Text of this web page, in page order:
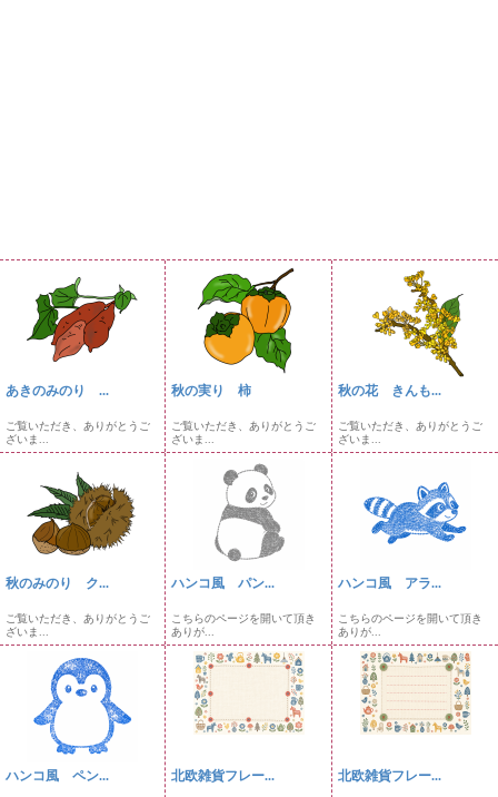
あきのみのり ...
ご覧いただき、ありがとうご
ざいま...
秋の実り 柿
ご覧いただき、ありがとうご
ざいま...
秋の花 きんも...
ご覧いただき、ありがとうご
ざいま...
秋のみのり ク...
ご覧いただき、ありがとうご
ざいま...
ハンコ風 パン...
こちらのページを開いて頂き
ありが...
ハンコ風 アラ...
こちらのページを開いて頂き
ありが...
ハンコ風 ペン... 北欧雑貨フレー... 北欧雑貨フレー...